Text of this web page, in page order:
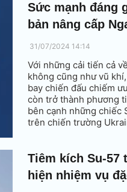
Sức mạnh đáng
bản nâng cấp
31/07/2024 14:14
Với những cải tiến cả
không cũng như vũ
bay chiến đấu chiếm
còn trở thành phương
bên cạnh những chiếc
trên chiến trường
Tiêm kích Su-57
hiện nhiệm vụ